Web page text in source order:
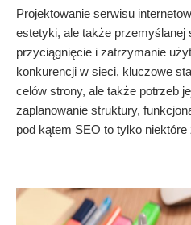
Projektowanie serwisu
estetyki, ale także przemyślanej
przyciągnięcie i zatrzymanie
konkurencji w sieci, kluczowe
celów strony, ale także potrzeb
zaplanowanie struktury,
pod kątem SEO to tylko